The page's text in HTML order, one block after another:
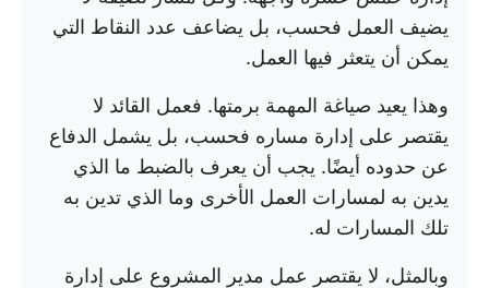
يضيف العمل فحسب، بل يضاعف عدد النقاط التي
يمكن أن يتعثر فيها العمل.
وهذا يعيد صياغة المهمة برمتها. فعمل القائد لا
يقتصر على إدارة مساره فحسب، بل يشمل الدفاع
عن حدوده أيضًا. يجب أن يعرف بالضبط ما الذي
يدين به لمسارات العمل الأخرى وما الذي تدين به
تلك المسارات له.
وبالمثل، لا يقتصر عمل مدير المشروع على إدارة